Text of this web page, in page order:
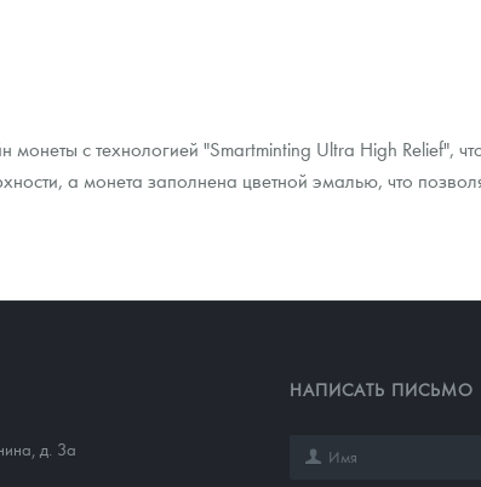
монеты с технологией "Smartminting Ultra High Relief",
а монета заполнена цветной эмалью, что
д. 3а
НАПИСАТЬ ПИСЬМО